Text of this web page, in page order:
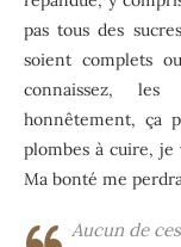
pas tous des
soient complets
connaissez,
honnêtement, ça
plombes à cuire,
Ma bonté me
Aucun de